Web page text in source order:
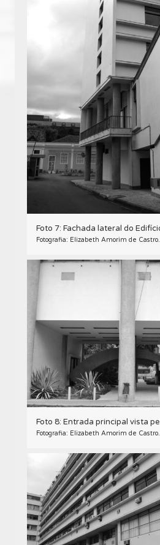
Fotografia: Elizabeth Amorim de Castro.
Fotografia: Elizabeth Amorim de Castro.